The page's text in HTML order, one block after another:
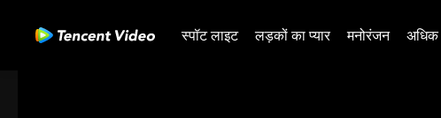
स्पॉट लाइट लड़कों का प्यार मनोरंजन अधिक